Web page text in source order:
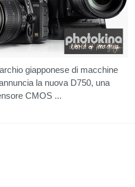
giapponese di macchine
la nuova D750, una
CMOS ...